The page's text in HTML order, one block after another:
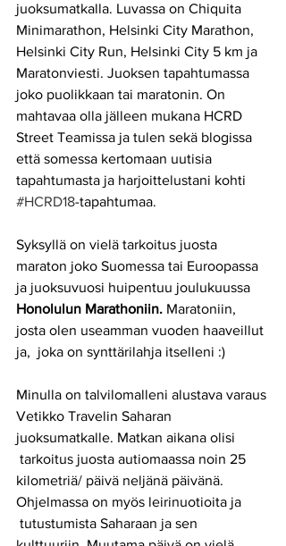
juoksumatkalla. Luvassa on Chiquita
Minimarathon, Helsinki City Marathon,
Helsinki City Run, Helsinki City 5 km ja
Maratonviesti. Juoksen tapahtumassa
joko puolikkaan tai maratonin. On
mahtavaa olla jälleen mukana HCRD
Street Teamissa ja tulen sekä blogissa
että somessa kertomaan uutisia
tapahtumasta ja harjoittelustani kohti
#HCRD18-tapahtumaa.
Syksyllä on vielä tarkoitus juosta
maraton joko Suomessa tai Euroopassa
ja juoksuvuosi huipentuu joulukuussa
Honolulun Marathoniin. Maratoniin,
josta olen useamman vuoden haaveillut
ja,  joka on synttärilahja itselleni :)
Minulla on talvilomalleni alustava varaus
Vetikko Travelin Saharan
juoksumatkalle. Matkan aikana olisi
tarkoitus juosta autiomaassa noin 25
kilometriä/ päivä neljänä päivänä.
Ohjelmassa on myös leirinuotioita ja
tutustumista Saharaan ja sen